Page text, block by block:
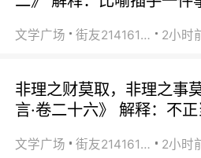
文学广场 街友21416156 2小时
非理之财莫取，非理之事
言·卷二十六》 解释：不
文学广场 街友21416156 2小时